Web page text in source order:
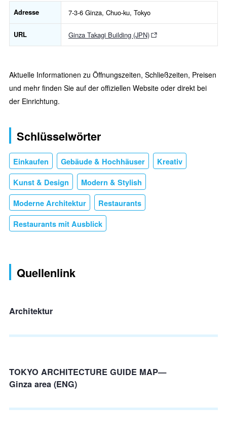
Adresse 7-3-6 Ginza, Chuo-ku, Tokyo
URL Ginza Takagi Building (JPN)
Aktuelle Informationen zu Öffnungszeiten, Schließzeiten, Preisen
und mehr finden Sie auf der offiziellen Website oder direkt bei
der Einrichtung.
Schlüsselwörter
Einkaufen Gebäude & Hochhäuser Kreativ
Kunst & Design Modern & Stylish
Moderne Architektur Restaurants
Restaurants mit Ausblick
Quellenlink
Architektur
TOKYO ARCHITECTURE GUIDE MAP—
Ginza area (ENG)